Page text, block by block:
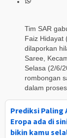
Tim SAR
Faiz Hidayat
dilaporkan
Saree,
Selasa (2/6/
rombongan
dalam
Prediksi Paling
Eropa ada di
bikin kamu